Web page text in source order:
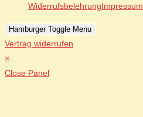
WiderrufsbelehrungImpressum
Hamburger Toggle Menu
Vertrag widerrufen
×
Close Panel